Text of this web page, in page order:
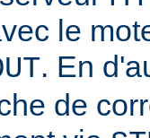
le
. En
de